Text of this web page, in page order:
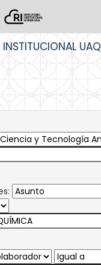
INSTITUCIONAL UAQ